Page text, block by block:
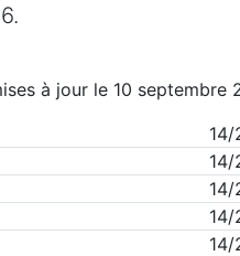
.
à jour le 10 septembre